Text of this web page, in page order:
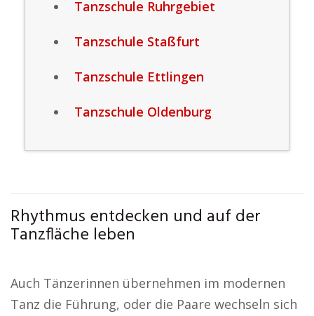
Tanzschule Ruhrgebiet
Tanzschule Staßfurt
Tanzschule Ettlingen
Tanzschule Oldenburg
Rhythmus entdecken und auf der
Tanzfläche leben
Auch Tänzerinnen übernehmen im modernen
Tanz die Führung, oder die Paare wechseln sich